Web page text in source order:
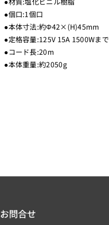
ク
_
H
7
R
P
Y
A
ク
H
7
R
P
Y
●個口:1個口
●本体寸法:約Φ42×(H)45mm
●定格容量:125V 15A 1500Wまで
●コード長:20m
●本体重量:約2050g
お問合せ